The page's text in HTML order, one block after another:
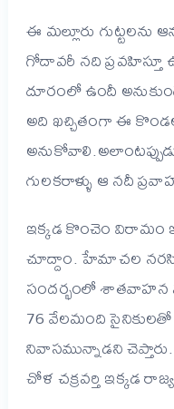
ఈ మల్లూరు
గోదావరీ నది ప్రవహిస్తూ
దూరంలో ఉందీ
అది ఖచ్చితంగా ఈ
గులకరాళ్ళు ఆ నదీ
ఇక్కడ కొంచెం విరామం
చూద్దాం. హేమాచల
సందర్భంలో శాతవాహన
76 వేలమంది
నివాసమున్నాడని
చోళ చక్రవర్తి ఇక్కడ